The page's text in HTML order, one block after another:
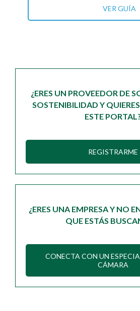
VER GUÍA
¿ERES UN PROVEEDOR DE
SOSTENIBILIDAD Y
ESTE
REGISTRARME
¿ERES UNA EMPRESA Y NO
QUE ESTÁS
CONECTA CON UN
CÁMARA